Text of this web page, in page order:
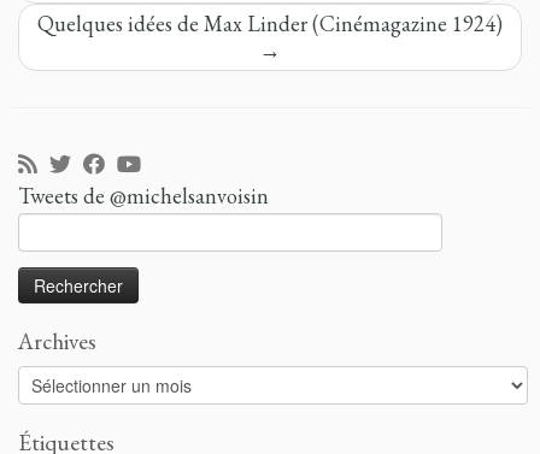
Quelques idées de Max Linder (Cinémagazine 1924)
→
Tweets de @michelsanvoisin
Archives
Archives
Étiquettes